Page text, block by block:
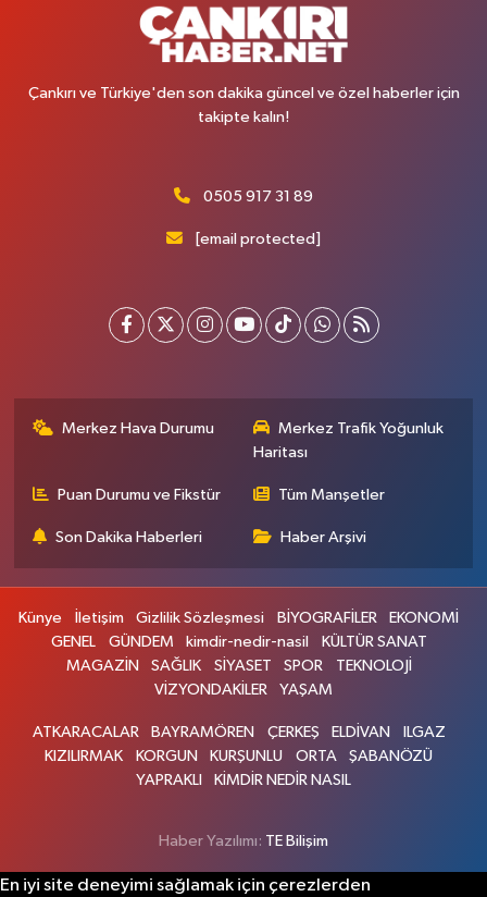
Çankırı ve Türkiye'den son dakika güncel ve özel haberler için
takipte kalın!
0505 917 31 89
[email protected]
Merkez Hava Durumu
Merkez Trafik Yoğunluk
Haritası
Puan Durumu ve Fikstür Tüm Manşetler
Son Dakika Haberleri Haber Arşivi
Künye İletişim Gizlilik Sözleşmesi BİYOGRAFİLER
EKONOMİ
GENEL
GÜNDEM kimdir-nedir-nasil
KÜLTÜR SANAT
MAGAZİN
SAĞLIK SİYASET SPOR
TEKNOLOJİ
VİZYONDAKİLER
YAŞAM
ATKARACALAR BAYRAMÖREN ÇERKEŞ ELDİVAN
ILGAZ
KIZILIRMAK
KORGUN KURŞUNLU ORTA
ŞABANÖZÜ
YAPRAKLI
KİMDİR NEDİR NASIL
Haber Yazılımı: TE Bilişim
En iyi site deneyimi sağlamak için çerezlerden